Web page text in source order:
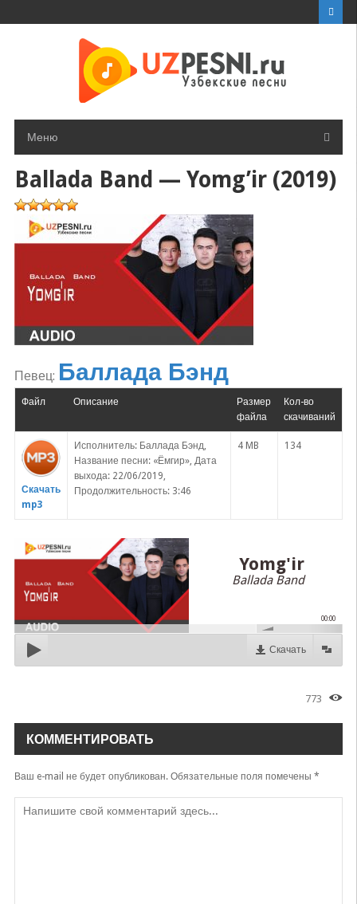
Меню
Ballada Band — Yomg’ir (2019)
Певец: Баллада Бэнд
Файл Описание
Размер
файла
Кол-во
скачиваний
Скачать
mp3
Исполнитель: Баллада Бэнд,
Название песни: «Ёмгир», Дата
выхода: 22/06/2019,
Продолжительность: 3:46
4 MB 134
Yomg'ir
Ballada Band
00:00
Скачать
773
КОММЕНТИРОВАТЬ
Ваш e-mail не будет опубликован.Обязательные поля помечены *